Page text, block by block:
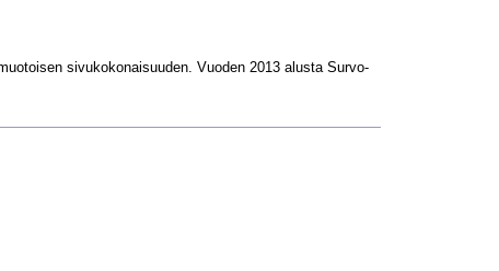
sivukokonaisuuden. Vuoden 2013 alusta Survo-